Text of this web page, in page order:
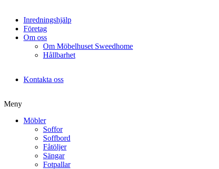
Inredningshjälp
Företag
Om oss
Om Möbelhuset Sweedhome
Hållbarhet
Kontakta oss
Meny
Möbler
Soffor
Soffbord
Fåtöljer
Sängar
Fotpallar